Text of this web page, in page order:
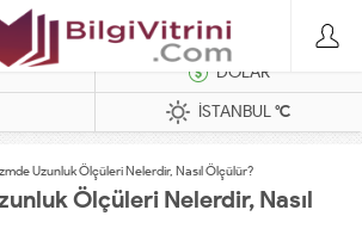
DOLAR
İSTANBUL°C
Uzunluk Ölçüleri Nelerdir, Nasıl Ölçülür?
Ölçüleri Nelerdir, Nasıl